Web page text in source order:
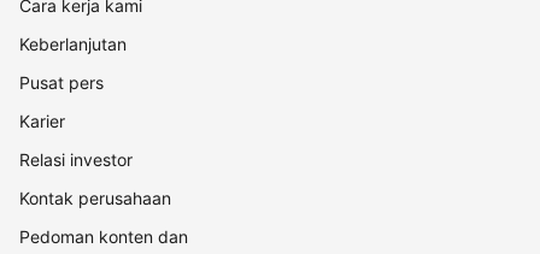
Cara kerja kami
Keberlanjutan
Pusat pers
Karier
Relasi investor
Kontak perusahaan
Pedoman konten dan